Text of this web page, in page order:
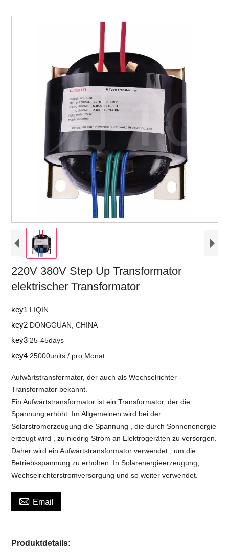
220V 380V Step Up Transformator
elektrischer Transformator
key1 LIQIN
key2 DONGGUAN, CHINA
key3 25-45days
key4 25000units / pro Monat
Aufwärtstransformator, der auch als Wechselrichter -
Transformator bekannt.
Ein Aufwärtstransformator ist ein Transformator, der die
Spannung erhöht. Im Allgemeinen wird bei der
Solarstromerzeugung die Spannung , die durch Sonnenenergie
erzeugt wird , zu niedrig Strom an Elektrogeräten zu versorgen.
Daher wird ein Aufwärtstransformator verwendet , um die
Betriebsspannung zu erhöhen. In Solarenergieerzeugung,
Wechselrichterstromversorgung und so weiter verwendet.
 Email
Produktdetails: